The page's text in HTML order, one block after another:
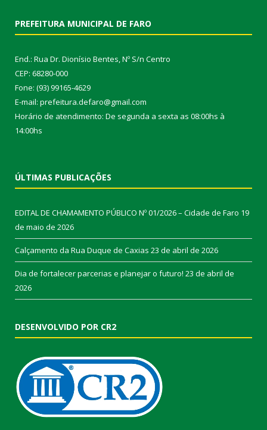
PREFEITURA MUNICIPAL DE FARO
End.: Rua Dr. Dionísio Bentes, Nº S/n Centro
CEP: 68280-000
Fone: (93) 99165-4629
E-mail: prefeitura.defaro@gmail.com
Horário de atendimento: De segunda a sexta as 08:00hs à
14:00hs
ÚLTIMAS PUBLICAÇÕES
EDITAL DE CHAMAMENTO PÚBLICO Nº 01/2026 – Cidade de Faro 19
de maio de 2026
Calçamento da Rua Duque de Caxias 23 de abril de 2026
Dia de fortalecer parcerias e planejar o futuro! 23 de abril de
2026
DESENVOLVIDO POR CR2